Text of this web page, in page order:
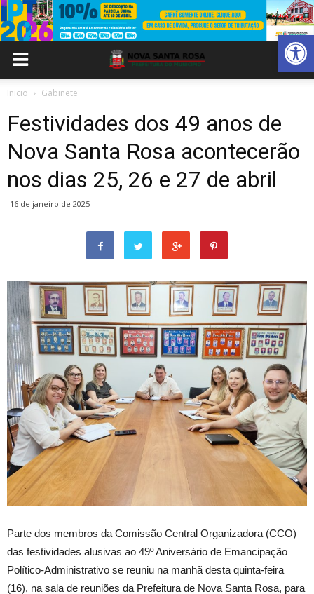
Abrir
Inicio Gabinete
Festividades dos 49 anos de
Nova Santa Rosa acontecerão
nos dias 25, 26 e 27 de abril
16 de janeiro de 2025
Parte dos membros da Comissão Central Organizadora (CCO)
das festividades alusivas ao 49º Aniversário de Emancipação
Político-Administrativo se reuniu na manhã desta quinta-feira
(16), na sala de reuniões da Prefeitura de Nova Santa Rosa, para